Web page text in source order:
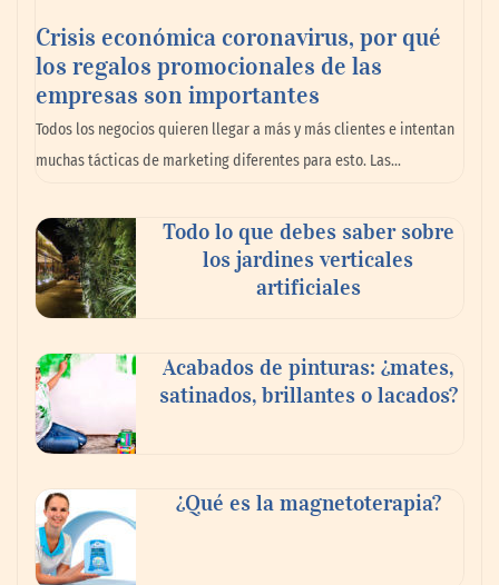
experiencia desde mediodía hasta el
anochecer con cocina abierta
Crisis económica coronavirus, por qué
los regalos promocionales de las
empresas son importantes
Todos los negocios quieren llegar a más y más clientes e intentan
muchas tácticas de marketing diferentes para esto. Las…
Todo lo que debes saber sobre
los jardines verticales
artificiales
Acabados de pinturas: ¿mates,
satinados, brillantes o lacados?
¿Qué es la magnetoterapia?